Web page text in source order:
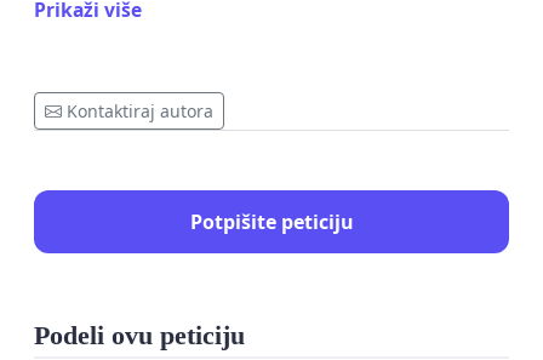
Наведеном одлуком повређени су интереси
Prikaži više
Kontaktiraj autora
Potpišite peticiju
Podeli ovu peticiju